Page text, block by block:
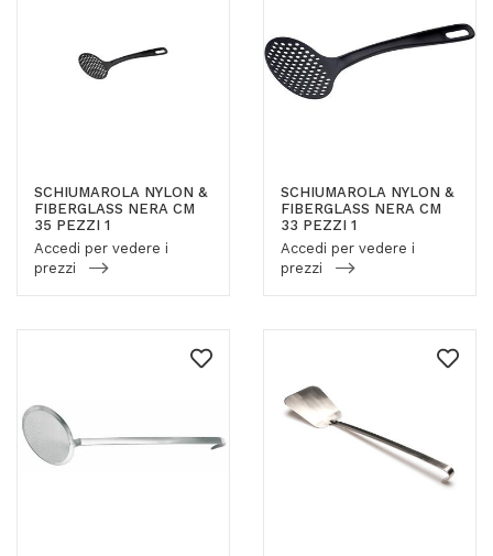
SCHIUMAROLA NYLON &
FIBERGLASS NERA CM
35 PEZZI 1
Accedi per vedere i
prezzi
SCHIUMAROLA NYLON &
FIBERGLASS NERA CM
33 PEZZI 1
Accedi per vedere i
prezzi